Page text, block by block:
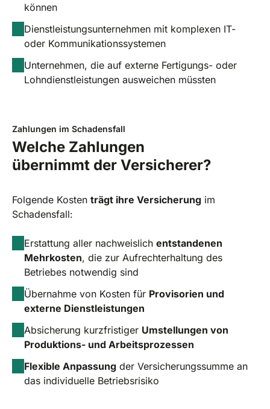
können
Dienstleistungsunternehmen mit komplexen IT-
oder Kommunikationssystemen
Unternehmen, die auf externe Fertigungs- oder
Lohndienstleistungen ausweichen müssten
Zahlungen im Schadensfall
Welche Zahlungen
übernimmt der Versicherer?
Folgende Kosten trägt ihre Versicherung im
Schadensfall:
Erstattung aller nachweislich entstandenen
Mehrkosten, die zur Aufrechterhaltung des
Betriebes notwendig sind
Übernahme von Kosten für Provisorien und
externe Dienstleistungen
Absicherung kurzfristiger Umstellungen von
Produktions- und Arbeitsprozessen
Flexible Anpassung der Versicherungssumme an
das individuelle Betriebsrisiko